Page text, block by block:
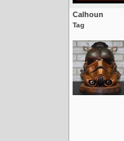
Calhoun
Tag